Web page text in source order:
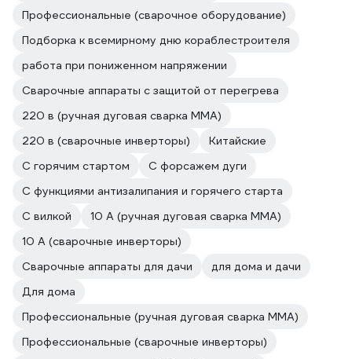
Профессиональные (сварочное оборудование)
Подборка к всемирному дню кораблестроителя
работа при пониженном напряжении
Сварочные аппараты с защитой от перегрева
220 в (ручная дуговая сварка MMA)
220 в (сварочные инверторы)
Китайские
С горячим стартом
С форсажем дуги
С функциями антизалипания и горячего старта
С вилкой
10 А (ручная дуговая сварка MMA)
10 А (сварочные инверторы)
Сварочные аппараты для дачи
для дома и дачи
Для дома
Профессиональные (ручная дуговая сварка MMA)
Профессиональные (сварочные инверторы)